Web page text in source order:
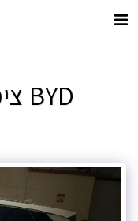
BYD ציפוי חלונות כהים